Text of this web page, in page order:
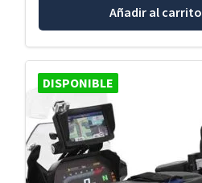
Añadir al carrito
DISPONIBLE